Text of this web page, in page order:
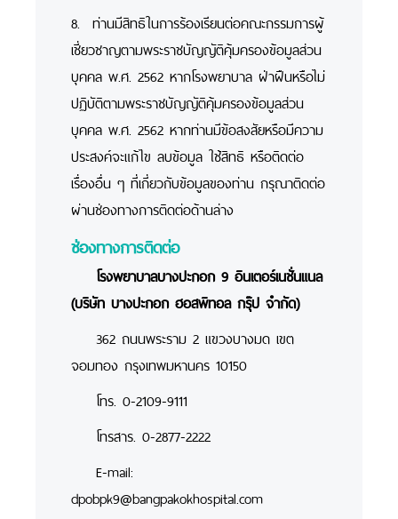
8. ท่านมีสิทธิในการร้องเรียนต่อคณะกรรมการผู้
เชี่ยวชาญตามพระราชบัญญัติคุ้มครองข้อมูลส่วน
บุคคล พ.ศ. 2562 หากโรงพยาบาล ฝ่าฝืนหรือไม่
ปฏิบัติตามพระราชบัญญัติคุ้มครองข้อมูลส่วน
บุคคล พ.ศ. 2562 หากท่านมีข้อสงสัยหรือมีความ
ประสงค์จะแก้ไข ลบข้อมูล ใช้สิทธิ หรือติดต่อ
เรื่องอื่น ๆ ที่เกี่ยวกับข้อมูลของท่าน กรุณาติดต่อ
ผ่านช่องทางการติดต่อด้านล่าง
ช่องทางการติดต่อ
โรงพยาบาลบางปะกอก 9 อินเตอร์เนชั่นแนล
(บริษัท บางปะกอก ฮอสพิทอล กรุ๊ป จำกัด)
362 ถนนพระราม 2 แขวงบางมด เขต
จอมทอง กรุงเทพมหานคร 10150
โทร. 0-2109-9111
โทรสาร. 0-2877-2222
E-mail:
dpobpk9@bangpakokhospital.com